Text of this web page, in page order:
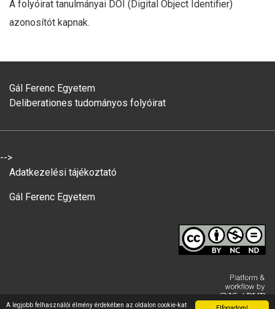
A legjobb felhasználói élmény érdekében az oldalon cookie-kat
A folyóirat tanulmányai DOI (Digital Object Identifier)
azonosítót kapnak.
Gál Ferenc Egyetem
Deliberationes tudományos folyóirat
-->
Adatkezelési tájékoztató
Gál Ferenc Egyetem